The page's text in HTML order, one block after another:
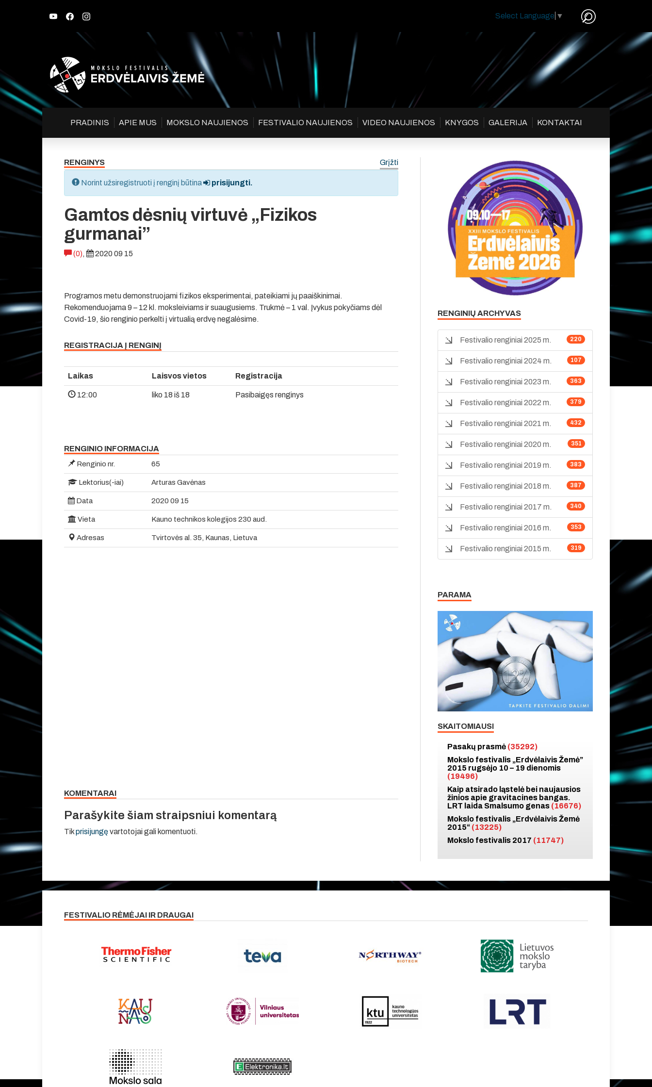
Select Language ▼
PRADINIS APIE MUS MOKSLO NAUJIENOS FESTIVALIO NAUJIENOS VIDEO NAUJIENOS KNYGOS GALERIJA KONTAKTAI
RENGINYS Grįžti
Norint užsiregistruoti į renginį būtina prisijungti.
Gamtos dėsnių virtuvė „Fizikos
gurmanai”
(0), 2020 09 15
Programos metu demonstruojami fizikos eksperimentai, pateikiami jų paaiškinimai.
Rekomenduojama 9 – 12 kl. moksleiviams ir suaugusiems. Trukmė – 1 val. Įvykus pokyčiams dėl
Covid-19, šio renginio perkelti į virtualią erdvę negalėsime.
REGISTRACIJA Į RENGINĮ
Laikas Laisvos vietos Registracija
12:00 liko 18 iš 18 Pasibaigęs renginys
RENGINIO INFORMACIJA
Renginio nr. 65
Lektorius(-iai) Arturas Gavėnas
Data 2020 09 15
Vieta Kauno technikos kolegijos 230 aud.
Adresas Tvirtovės al. 35, Kaunas, Lietuva
KOMENTARAI
Parašykite šiam straipsniui komentarą
Tikprisijungęvartotojai gali komentuoti.
RENGINIŲ ARCHYVAS
220
Festivalio renginiai 2025 m.
107
Festivalio renginiai 2024 m.
363
Festivalio renginiai 2023 m.
379
Festivalio renginiai 2022 m.
432
Festivalio renginiai 2021 m.
351
Festivalio renginiai 2020 m.
383
Festivalio renginiai 2019 m.
387
Festivalio renginiai 2018 m.
340
Festivalio renginiai 2017 m.
353
Festivalio renginiai 2016 m.
319
Festivalio renginiai 2015 m.
PARAMA
SKAITOMIAUSI
Pasakų prasmė (35292)
Mokslo festivalis „Erdvėlaivis Žemė”
2015 rugsėjo 10 – 19 dienomis
(19496)
Kaip atsirado ląstelė bei naujausios
žinios apie gravitacines bangas.
LRT laida Smalsumo genas (16676)
Mokslo festivalis „Erdvėlaivis Žemė
2015“ (13225)
Mokslo festivalis 2017 (11747)
FESTIVALIO RĖMĖJAI IR DRAUGAI